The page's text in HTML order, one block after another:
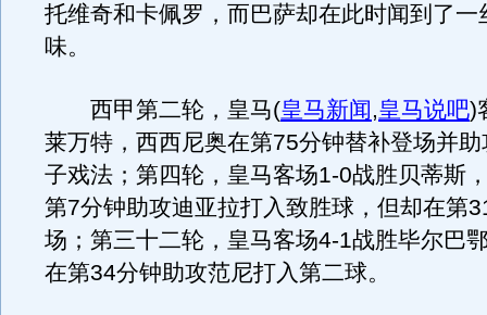
托维奇和卡佩罗，而巴萨却在此时闻到了一
味。
西甲第二轮，皇马(皇马新闻,皇马说吧)
莱万特，西西尼奥在第75分钟替补登场并
子戏法；第四轮，皇马客场1-0战胜贝蒂斯
第7分钟助攻迪亚拉打入致胜球，但却在第
场；第三十二轮，皇马客场4-1战胜毕尔巴
在第34分钟助攻范尼打入第二球。